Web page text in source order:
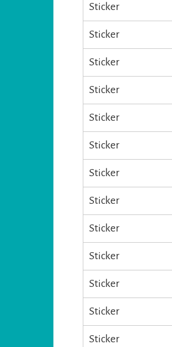
Sticker
Sticker
Sticker
Sticker
Sticker
Sticker
Sticker
Sticker
Sticker
Sticker
Sticker
Sticker
Sticker